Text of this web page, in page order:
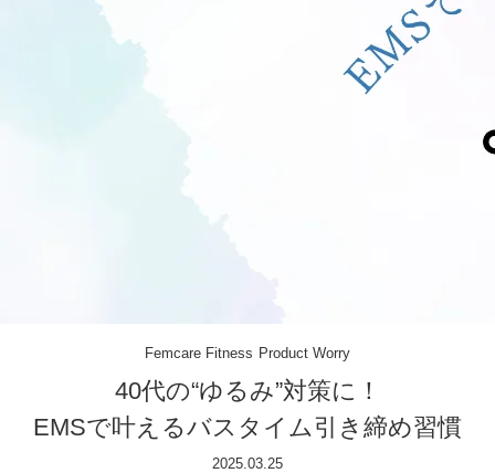
Femcare Fitness Product Worry
40代の“ゆるみ”対策に！
EMSで叶えるバスタイム引き締め習慣
2025.03.25